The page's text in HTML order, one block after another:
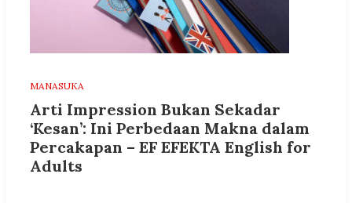
MANASUKA
Arti Impression Bukan Sekadar
‘Kesan’: Ini Perbedaan Makna dalam
Percakapan – EF EFEKTA English for
Adults